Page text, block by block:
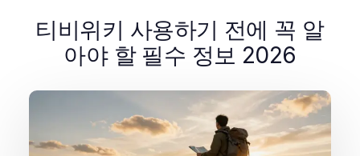
티비위키 사용하기 전에 꼭 알
아야 할 필수 정보 2026